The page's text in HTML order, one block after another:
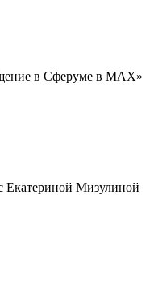
в Сферуме в MAX»
Екатериной Мизулиной